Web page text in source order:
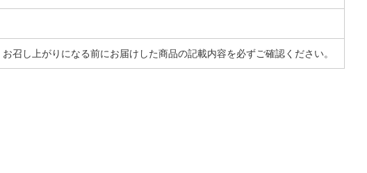
し上がりになる前にお届けした商品の記載内容を必ずご確認ください。